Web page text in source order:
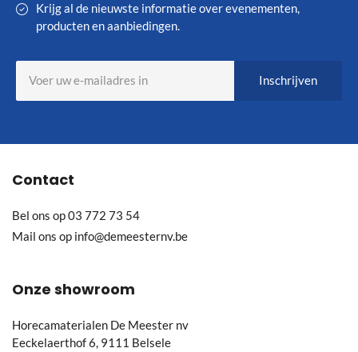
Krijg al de nieuwste informatie over evenementen,
producten en aanbiedingen.
op
Inschrijven
Contact
Bel ons op03 772 73 54
Mail ons op info@demeesternv.be
Onze showroom
Horecamaterialen De Meester nv
Eeckelaerthof 6, 9111 Belsele